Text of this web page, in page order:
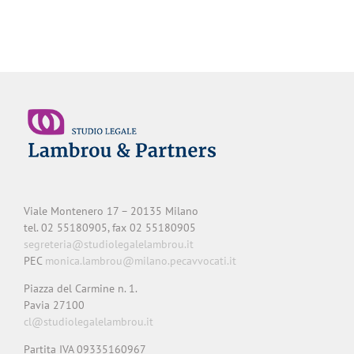
Viale Montenero 17 – 20135 Milano
tel. 02 55180905, fax 02 55180905
segreteria@studiolegalelambrou.it
PEC monica.lambrou@milano.pecavvocati.it
Piazza del Carmine n. 1.
Pavia 27100
cl@studiolegalelambrou.it
Partita IVA 09335160967